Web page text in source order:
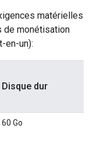
matérielles
de monétisation
en-un):
Disque dur
60 Go